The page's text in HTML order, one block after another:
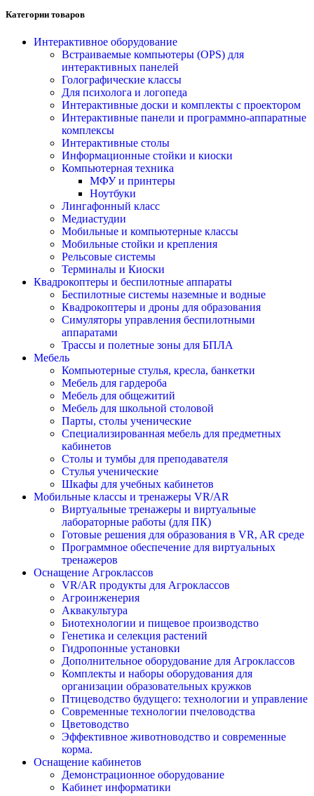
Категории товаров
Интерактивное оборудование
Встраиваемые компьютеры (OPS) для
интерактивных панелей
Голографические классы
Для психолога и логопеда
Интерактивные доски и комплекты с проектором
Интерактивные панели и программно-аппаратные
комплексы
Интерактивные столы
Информационные стойки и киоски
Компьютерная техника
МФУ и принтеры
Ноутбуки
Лингафонный класс
Медиастудии
Мобильные и компьютерные классы
Мобильные стойки и крепления
Рельсовые системы
Терминалы и Киоски
Квадрокоптеры и беспилотные аппараты
Беспилотные системы наземные и водные
Квадрокоптеры и дроны для образования
Симуляторы управления беспилотными
аппаратами
Трассы и полетные зоны для БПЛА
Мебель
Компьютерные стулья, кресла, банкетки
Мебель для гардероба
Мебель для общежитий
Мебель для школьной столовой
Парты, столы ученические
Специализированная мебель для предметных
кабинетов
Столы и тумбы для преподавателя
Стулья ученические
Шкафы для учебных кабинетов
Мобильные классы и тренажеры VR/AR
Виртуальные тренажеры и виртуальные
лабораторные работы (для ПК)
Готовые решения для образования в VR, AR среде
Программное обеспечение для виртуальных
тренажеров
Оснащение Агроклассов
VR/AR продукты для Агроклассов
Агроинженерия
Аквакультура
Биотехнологии и пищевое производство
Генетика и селекция растений
Гидропонные установки
Дополнительное оборудование для Агроклассов
Комплекты и наборы оборудования для
организации образовательных кружков
Птицеводство будущего: технологии и управление
Современные технологии пчеловодства
Цветоводство
Эффективное животноводство и современные
корма.
Оснащение кабинетов
Демонстрационное оборудование
Кабинет информатики